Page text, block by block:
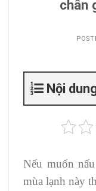
chân
Nội
Nếu muốn
mùa lạnh này